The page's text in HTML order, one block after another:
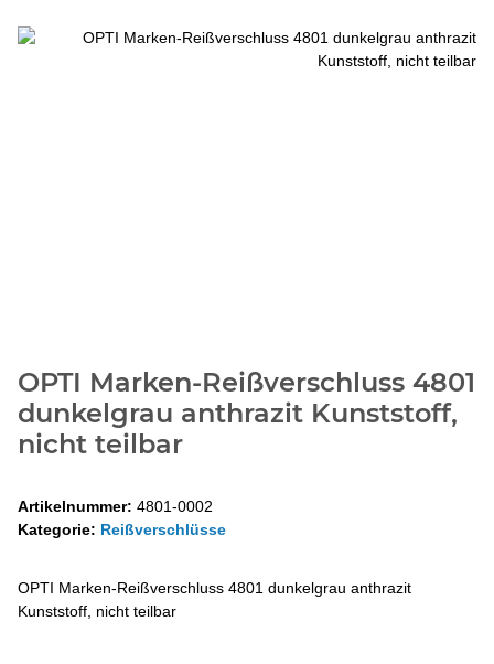
OPTI Marken-Reißverschluss 4801
dunkelgrau anthrazit Kunststoff,
nicht teilbar
Artikelnummer: 4801-0002
Kategorie: Reißverschlüsse
OPTI Marken-Reißverschluss 4801 dunkelgrau anthrazit
Kunststoff, nicht teilbar